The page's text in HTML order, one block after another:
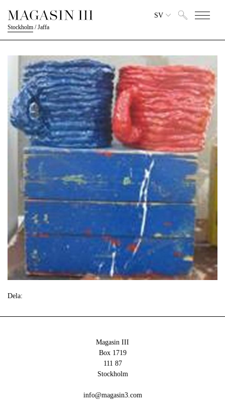
Stockholm /Jaffa
SV
Dela:
Magasin III
Box 1719
111 87
Stockholm
info@magasin3.com